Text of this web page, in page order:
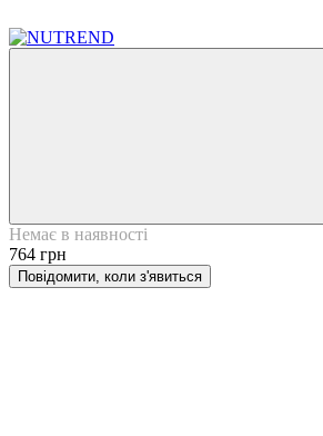
Немає в наявності
764 грн
Повідомити, коли з'явиться